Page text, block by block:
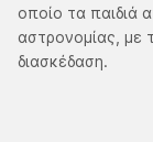
οποίο τα παιδιά
αστρονομίας, με
διασκέδαση.